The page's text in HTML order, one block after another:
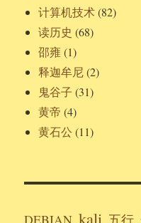
计算机技术(82)
读历史 (68)
邵雍 (1)
释迦牟尼(2)
鬼谷子 (31)
黄帝 (4)
黄石公 (11)
DEBIAN kali 五行